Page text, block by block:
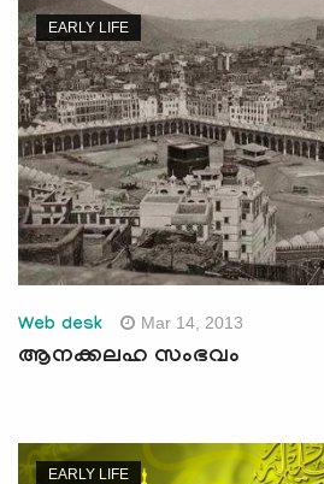
EARLY LIFE
Web desk Mar 14, 2013
ആനക്കലഹ സംഭവം
EARLY LIFE